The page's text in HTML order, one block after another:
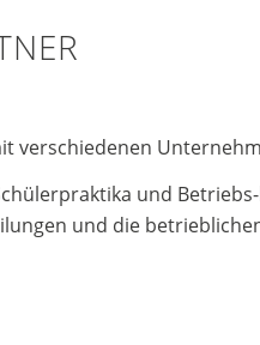
verschiedenen
und
und die